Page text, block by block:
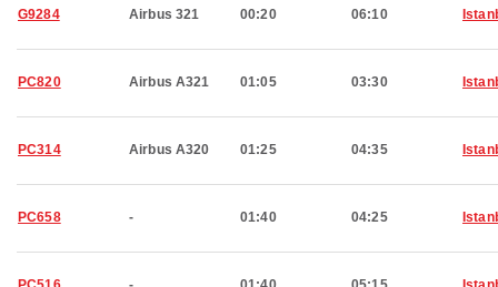
G9284 Airbus 321 00:20 06:10
PC820 Airbus A321 01:05 03:30
PC314 Airbus A320 01:25 04:35
PC658 - 01:40 04:25